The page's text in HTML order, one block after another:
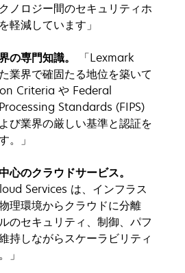
ノロジー間のセキュリティホ
軽減しています」
の専門知識。
「Lexmark
業界で確固たる地位を築いて
Criteria や Federal
Standards (FIPS)
び業界の厳しい基準と認証を
。」
心のクラウドサービス。
Services は、インフラス
理環境からクラウドに分離
のセキュリティ、制御、パフ
持しながらスケーラビリティ
」